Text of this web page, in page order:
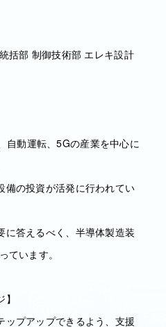
括部 制御技術部 エレキ設計
自動運転、5Gの産業を中心に
備の投資が活発に行われてい
に答えるべく、半導体製造装
ています。
ップアップできるよう、支援